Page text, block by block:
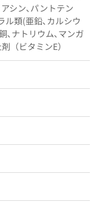
シン､パントテン
ル類(亜鉛､カルシウ
､ナトリウム､マンガ
（ビタミンE）